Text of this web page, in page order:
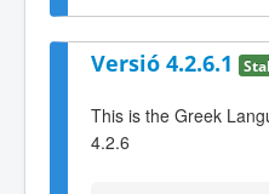
Versió 4.2.6.1
This is the Greek
4.2.6